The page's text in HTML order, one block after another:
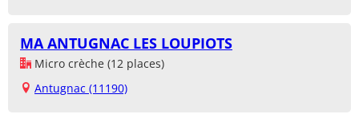
MA ANTUGNAC LES LOUPIOTS
Micro crèche (12 places)
Antugnac (11190)